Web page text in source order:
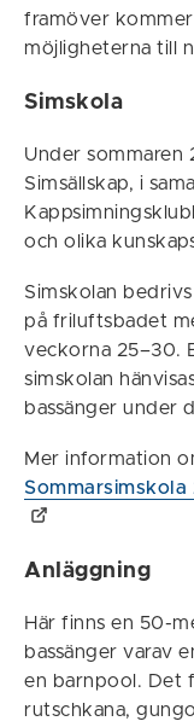
framöver
möjligheterna till
Simskola
Under
Simsällskap, i
och olika
Simskolan
på friluftsbadet
veckorna 25–30.
simskolan
bassänger under
Mer information
Anläggning
Här finns en 50-
bassänger varav
en barnpool. Det
rutschkana,